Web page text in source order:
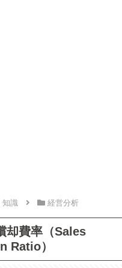
知識 経営分析
却費率（Sales
Ratio）